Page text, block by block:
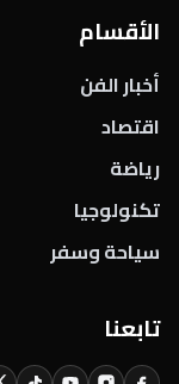
الأقسام
أخبار الفن
اقتصاد
رياضة
تكنولوجيا
سياحة وسفر
تابعنا